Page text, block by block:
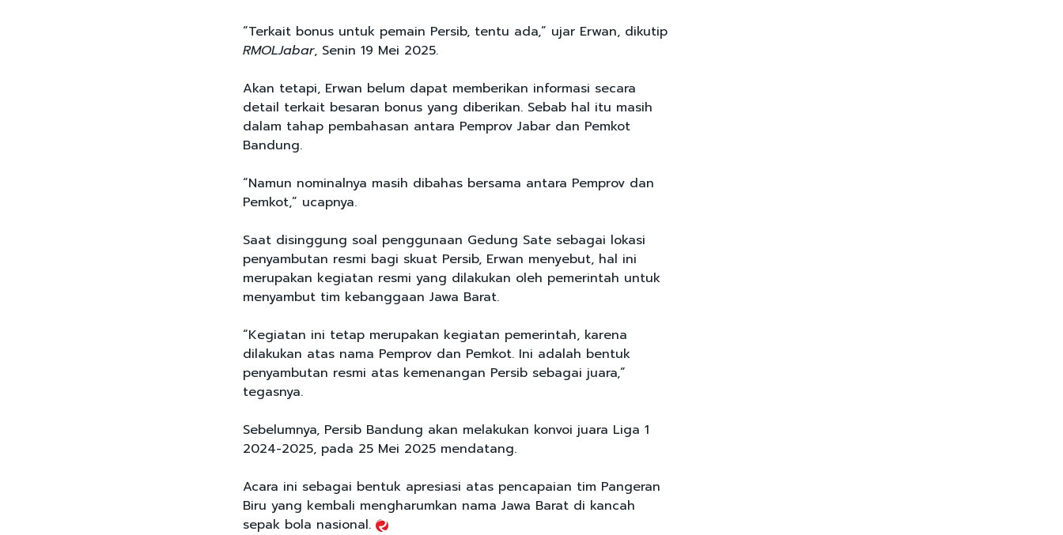
“Terkait bonus untuk pemain Persib, tentu ada,” ujar Erwan, dikutip
RMOLJabar, Senin 19 Mei 2025.
Akan tetapi, Erwan belum dapat memberikan informasi secara
detail terkait besaran bonus yang diberikan. Sebab hal itu masih
dalam tahap pembahasan antara Pemprov Jabar dan Pemkot
Bandung.
“Namun nominalnya masih dibahas bersama antara Pemprov dan
Pemkot,” ucapnya.
Saat disinggung soal penggunaan Gedung Sate sebagai lokasi
penyambutan resmi bagi skuat Persib, Erwan menyebut, hal ini
merupakan kegiatan resmi yang dilakukan oleh pemerintah untuk
menyambut tim kebanggaan Jawa Barat.
“Kegiatan ini tetap merupakan kegiatan pemerintah, karena
dilakukan atas nama Pemprov dan Pemkot. Ini adalah bentuk
penyambutan resmi atas kemenangan Persib sebagai juara,”
tegasnya.
Sebelumnya, Persib Bandung akan melakukan konvoi juara Liga 1
2024-2025, pada 25 Mei 2025 mendatang.
Acara ini sebagai bentuk apresiasi atas pencapaian tim Pangeran
Biru yang kembali mengharumkan nama Jawa Barat di kancah
sepak bola nasional.